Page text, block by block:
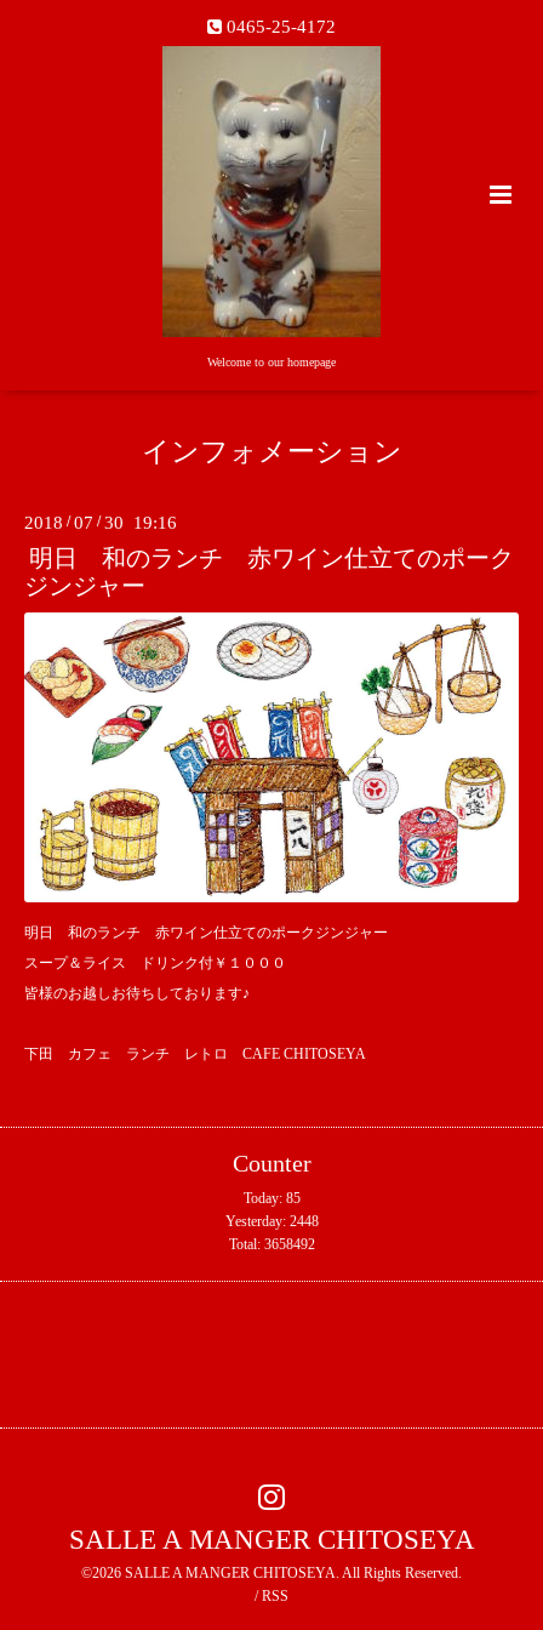
0465-25-4172
Welcome to our homepage
インフォメーション
2018 /07 /30 19:16
明日 和のランチ 赤ワイン仕立てのポーク
ジンジャー
明日 和のランチ 赤ワイン仕立てのポークジンジャー
スープ＆ライス ドリンク付￥１０００
皆様のお越しお待ちしております♪
下田 カフェ ランチ レトロ CAFE CHITOSEYA
Counter
Today: 85
Yesterday: 2448
Total: 3658492
SALLE A MANGER CHITOSEYA
©2026 SALLE A MANGER CHITOSEYA . All Rights Reserved.
/RSS